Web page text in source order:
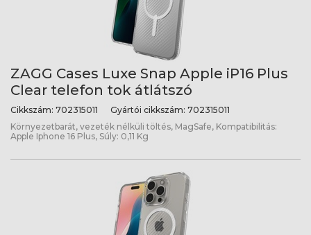
ZAGG Cases Luxe Snap Apple iP16 Plus
Clear telefon tok átlátszó
Cikkszám: 702315011 Gyártói cikkszám: 702315011
Környezetbarát, vezeték nélküli töltés, MagSafe, Kompatibilitás:
Apple Iphone 16 Plus, Súly: 0,11 Kg